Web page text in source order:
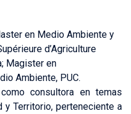
en Medio Ambiente y
d’Agriculture
Magister en
Ambiente, PUC.
consultora en temas
y Territorio, perteneciente a